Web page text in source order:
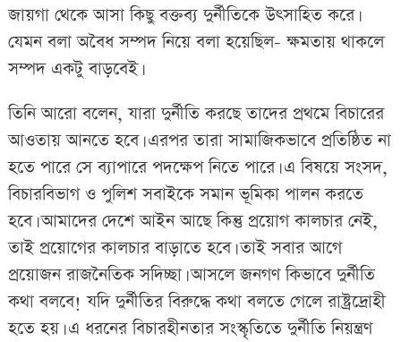
জায়গা থেকে আসা কিছু বক্তব্য দুর্নীতিকে উৎসাহিত করে।
যেমন বলা অবৈধ সম্পদ নিয়ে বলা হয়েছিল- ক্ষমতায় থাকলে
সম্পদ একটু বাড়বেই।
তিনি আরো বলেন, যারা দুর্নীতি করছে তাদের প্রথমে বিচারের
আওতায় আনতে হবে। এরপর তারা সামাজিকভাবে প্রতিষ্ঠিত না
হতে পারে সে ব্যাপারে পদক্ষেপ নিতে পারে। এ বিষয়ে সংসদ,
বিচারবিভাগ ও পুলিশ সবাইকে সমান ভূমিকা পালন করতে
হবে। আমাদের দেশে আইন আছে কিন্তু প্রয়োগ কালচার নেই,
তাই প্রয়োগের কালচার বাড়াতে হবে। তাই সবার আগে
প্রয়োজন রাজনৈতিক সদিচ্ছা। আসলে জনগণ কিভাবে দুর্নীতি
কথা বলবে! যদি দুর্নীতির বিরুদ্ধে কথা বলতে গেলে রাষ্ট্রদ্রোহী
হতে হয়। এ ধরনের বিচারহীনতার সংস্কৃতিতে দুর্নীতি নিয়ন্ত্রণ